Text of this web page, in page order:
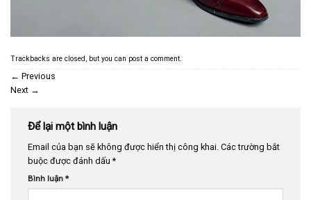
Trackbacks are closed, but you can post a comment.
← Previous
Next →
Để lại một bình luận
Email của bạn sẽ không được hiển thị công khai. Các trường bắt
buộc được đánh dấu*
Bình luận *